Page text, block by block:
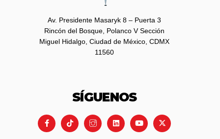
Av. Presidente Masaryk 8 – Puerta 3
Rincón del Bosque, Polanco V Sección
Miguel Hidalgo, Ciudad de México, CDMX
11560
SÍGUENOS